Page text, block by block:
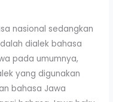
nasional sedangkan
dialek bahasa
pada umumnya,
yang digunakan
bahasa Jawa